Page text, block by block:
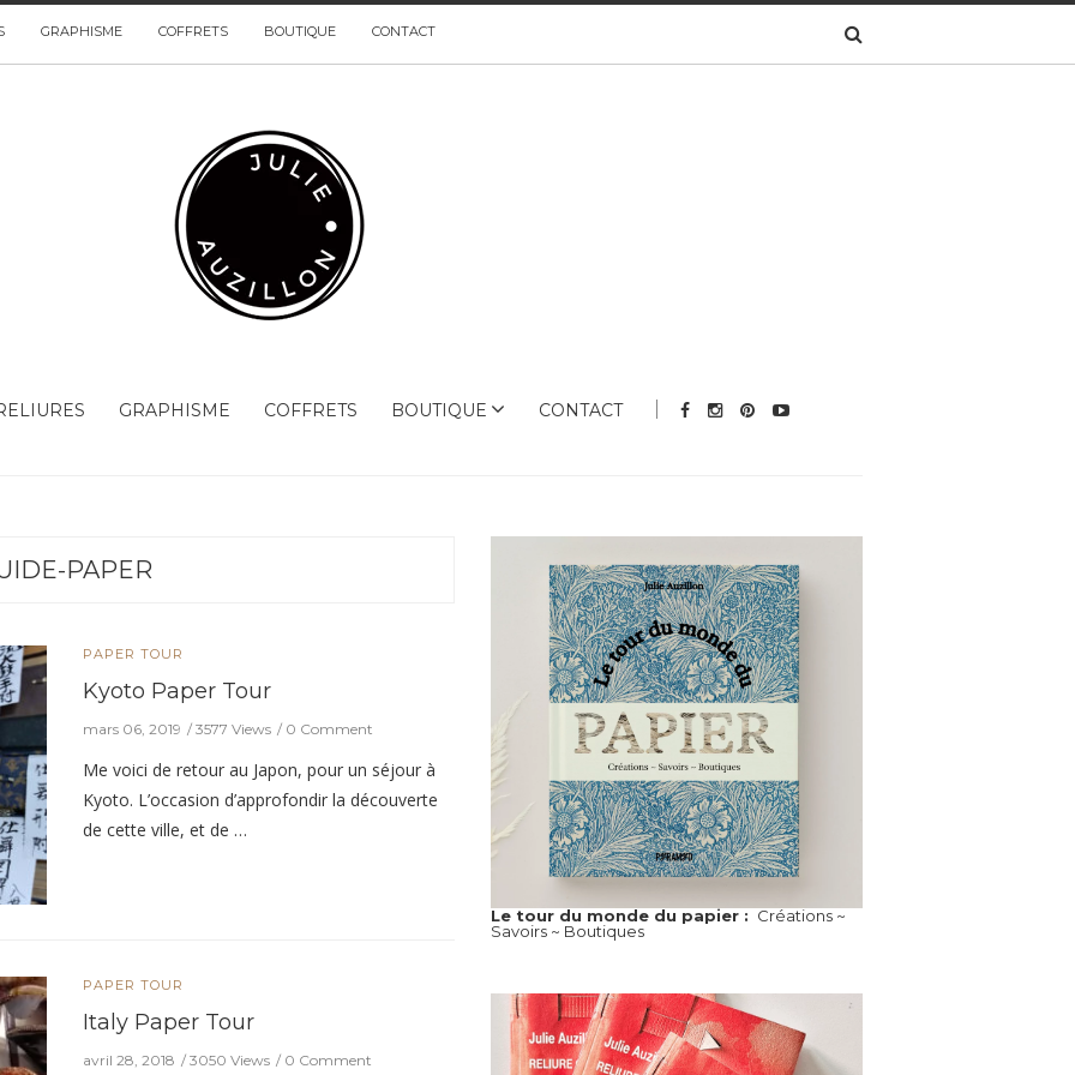
GRAPHISME COFFRETS BOUTIQUE CONTACT
GRAPHISME COFFRETS BOUTIQUE CONTACT
PAPER
PAPER TOUR
Kyoto Paper Tour
mars 06, 2019 3577 Views 0 Comment
Me voici de retour au Japon, pour un séjour à
Kyoto. L’occasion d’approfondir la découverte
de cette ville, et de …
PAPER TOUR
Italy Paper Tour
avril 28, 2018 3050 Views 0 Comment
Le tour du monde du papier : Créations ~
Savoirs ~ Boutiques